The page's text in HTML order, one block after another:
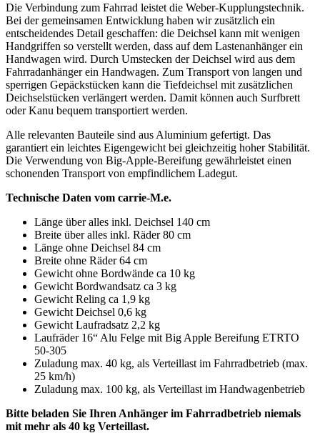
Die Verbindung zum Fahrrad leistet die Weber-Kupplungstechnik.
Bei der gemeinsamen Entwicklung haben wir zusätzlich ein
entscheidendes Detail geschaffen: die Deichsel kann mit wenigen
Handgriffen so verstellt werden, dass auf dem Lastenanhänger ein
Handwagen wird. Durch Umstecken der Deichsel wird aus dem
Fahrradanhänger ein Handwagen. Zum Transport von langen und
sperrigen Gepäckstücken kann die Tiefdeichsel mit zusätzlichen
Deichselstücken verlängert werden. Damit können auch Surfbrett
oder Kanu bequem transportiert werden.
Alle relevanten Bauteile sind aus Aluminium gefertigt. Das
garantiert ein leichtes Eigengewicht bei gleichzeitig hoher Stabilität.
Die Verwendung von Big-Apple-Bereifung gewährleistet einen
schonenden Transport von empfindlichem Ladegut.
Technische Daten vom carrie-M.e.
Länge über alles inkl. Deichsel 140 cm
Breite über alles inkl. Räder 80 cm
Länge ohne Deichsel 84 cm
Breite ohne Räder 64 cm
Gewicht ohne Bordwände ca 10 kg
Gewicht Bordwandsatz ca 3 kg
Gewicht Reling ca 1,9 kg
Gewicht Deichsel 0,6 kg
Gewicht Laufradsatz 2,2 kg
Laufräder 16“ Alu Felge mit Big Apple Bereifung ETRTO
50-305
Zuladung max. 40 kg, als Verteillast im Fahrradbetrieb (max.
25 km/h)
Zuladung max. 100 kg, als Verteillast im Handwagenbetrieb
Bitte beladen Sie Ihren Anhänger im Fahrradbetrieb niemals
mit mehr als 40 kg Verteillast.